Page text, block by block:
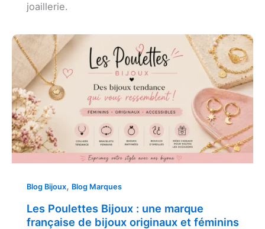
joaillerie.
Blog Bijoux, Blog Marques
Les Poulettes Bijoux : une marque
française de bijoux originaux et féminins